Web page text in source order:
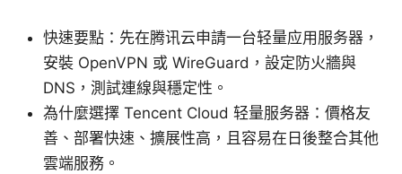
快速要點：先在腾讯云申請一台轻量应用服务器，
安裝 OpenVPN 或 WireGuard，設定防火牆與
DNS，測試連線與穩定性。
為什麼選擇 Tencent Cloud 轻量服务器：價格友
善、部署快速、擴展性高，且容易在日後整合其他
雲端服務。